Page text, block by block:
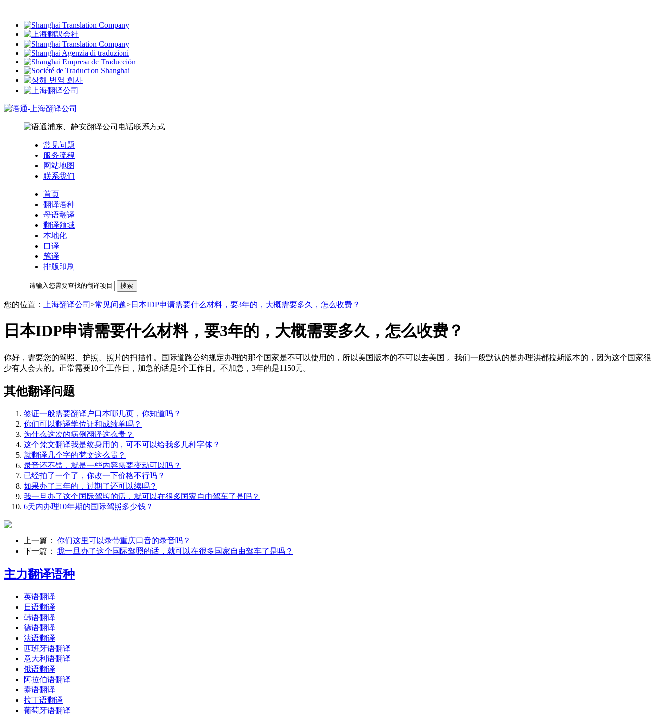
常见问题
服务流程
网站地图
联系我们
首页
翻译语种
母语翻译
翻译领域
本地化
口译
笔译
排版印刷
您的位置： 上海翻译公司 >常见问题>日本IDP申请需要什么材料，要3年的，大概需要多久，怎么收费？
日本IDP申请需要什么材料，要3年的，大概需要多久，怎么收费？
你好，需要您的驾照、护照、照片的扫描件。国际道路公约规定办理的那个国家是不可以使用的，所以美国版本的不可以去美国 。我们一般默认的是办理洪都拉斯版本的，因为这个国家很
少有人会去的。正常需要10个工作日，加急的话是5个工作日。不加急，3年的是1150元。
其他翻译问题
签证一般需要翻译户口本哪几页，你知道吗？
你们可以翻译学位证和成绩单吗？
为什么这次的病例翻译这么贵？
这个梵文翻译我是纹身用的，可不可以给我多几种字体？
就翻译几个字的梵文这么贵？
录音还不错，就是一些内容需要变动可以吗？
已经拍了一个了，你改一下价格不行吗？
如果办了三年的，过期了还可以续吗？
我一旦办了这个国际驾照的话，就可以在很多国家自由驾车了是吗？
6天内办理10年期的国际驾照多少钱？
上一篇： 你们这里可以录带重庆口音的录音吗？
下一篇： 我一旦办了这个国际驾照的话，就可以在很多国家自由驾车了是吗？
主力翻译语种
英语翻译
日语翻译
韩语翻译
德语翻译
法语翻译
西班牙语翻译
意大利语翻译
俄语翻译
阿拉伯语翻译
泰语翻译
拉丁语翻译
葡萄牙语翻译